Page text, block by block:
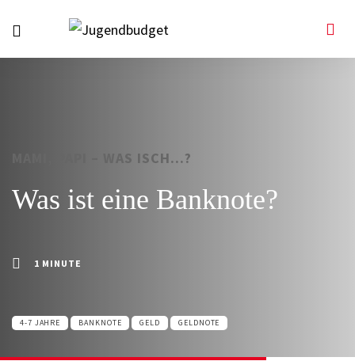
MAMI, PAPI – WAS ISCH...?
Was ist eine Banknote?
1 MINUTE
4-7 JAHRE BANKNOTE GELD GELDNOTE